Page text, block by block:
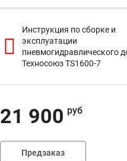
Инструкция по сборке и
эксплуатации
пневмогидравлического
Техносоюз TS1600-7
21 900 руб
Предзаказ